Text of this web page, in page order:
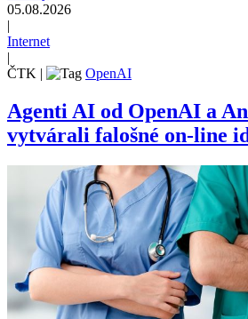
05.08.2026
|
Internet
|
ČTK | OpenAI
Agenti AI od OpenAI a
vytvárali falošné on-line